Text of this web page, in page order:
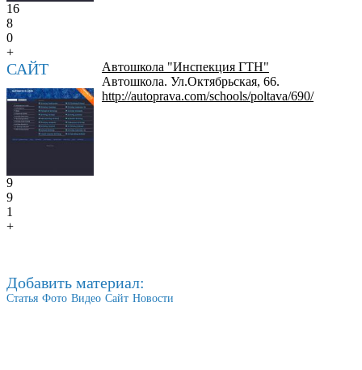
16
8
0
+
САЙТ
Автошкола "Инспекция ГТН"
Автошкола. Ул.Октябрьская, 66.
http://autoprava.com/schools/poltava/690/
9
9
1
+
Добавить материал:
Статья Фото Видео Сайт Новости